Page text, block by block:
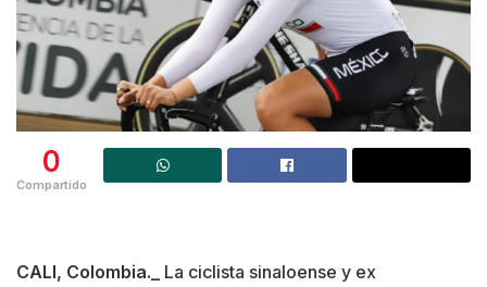
0
Compartido
CALI, Colombia._
La ciclista sinaloense y ex